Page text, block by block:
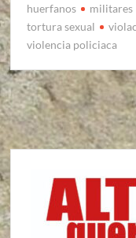
huerfanos
militares
tortura sexual
violencia policiaca